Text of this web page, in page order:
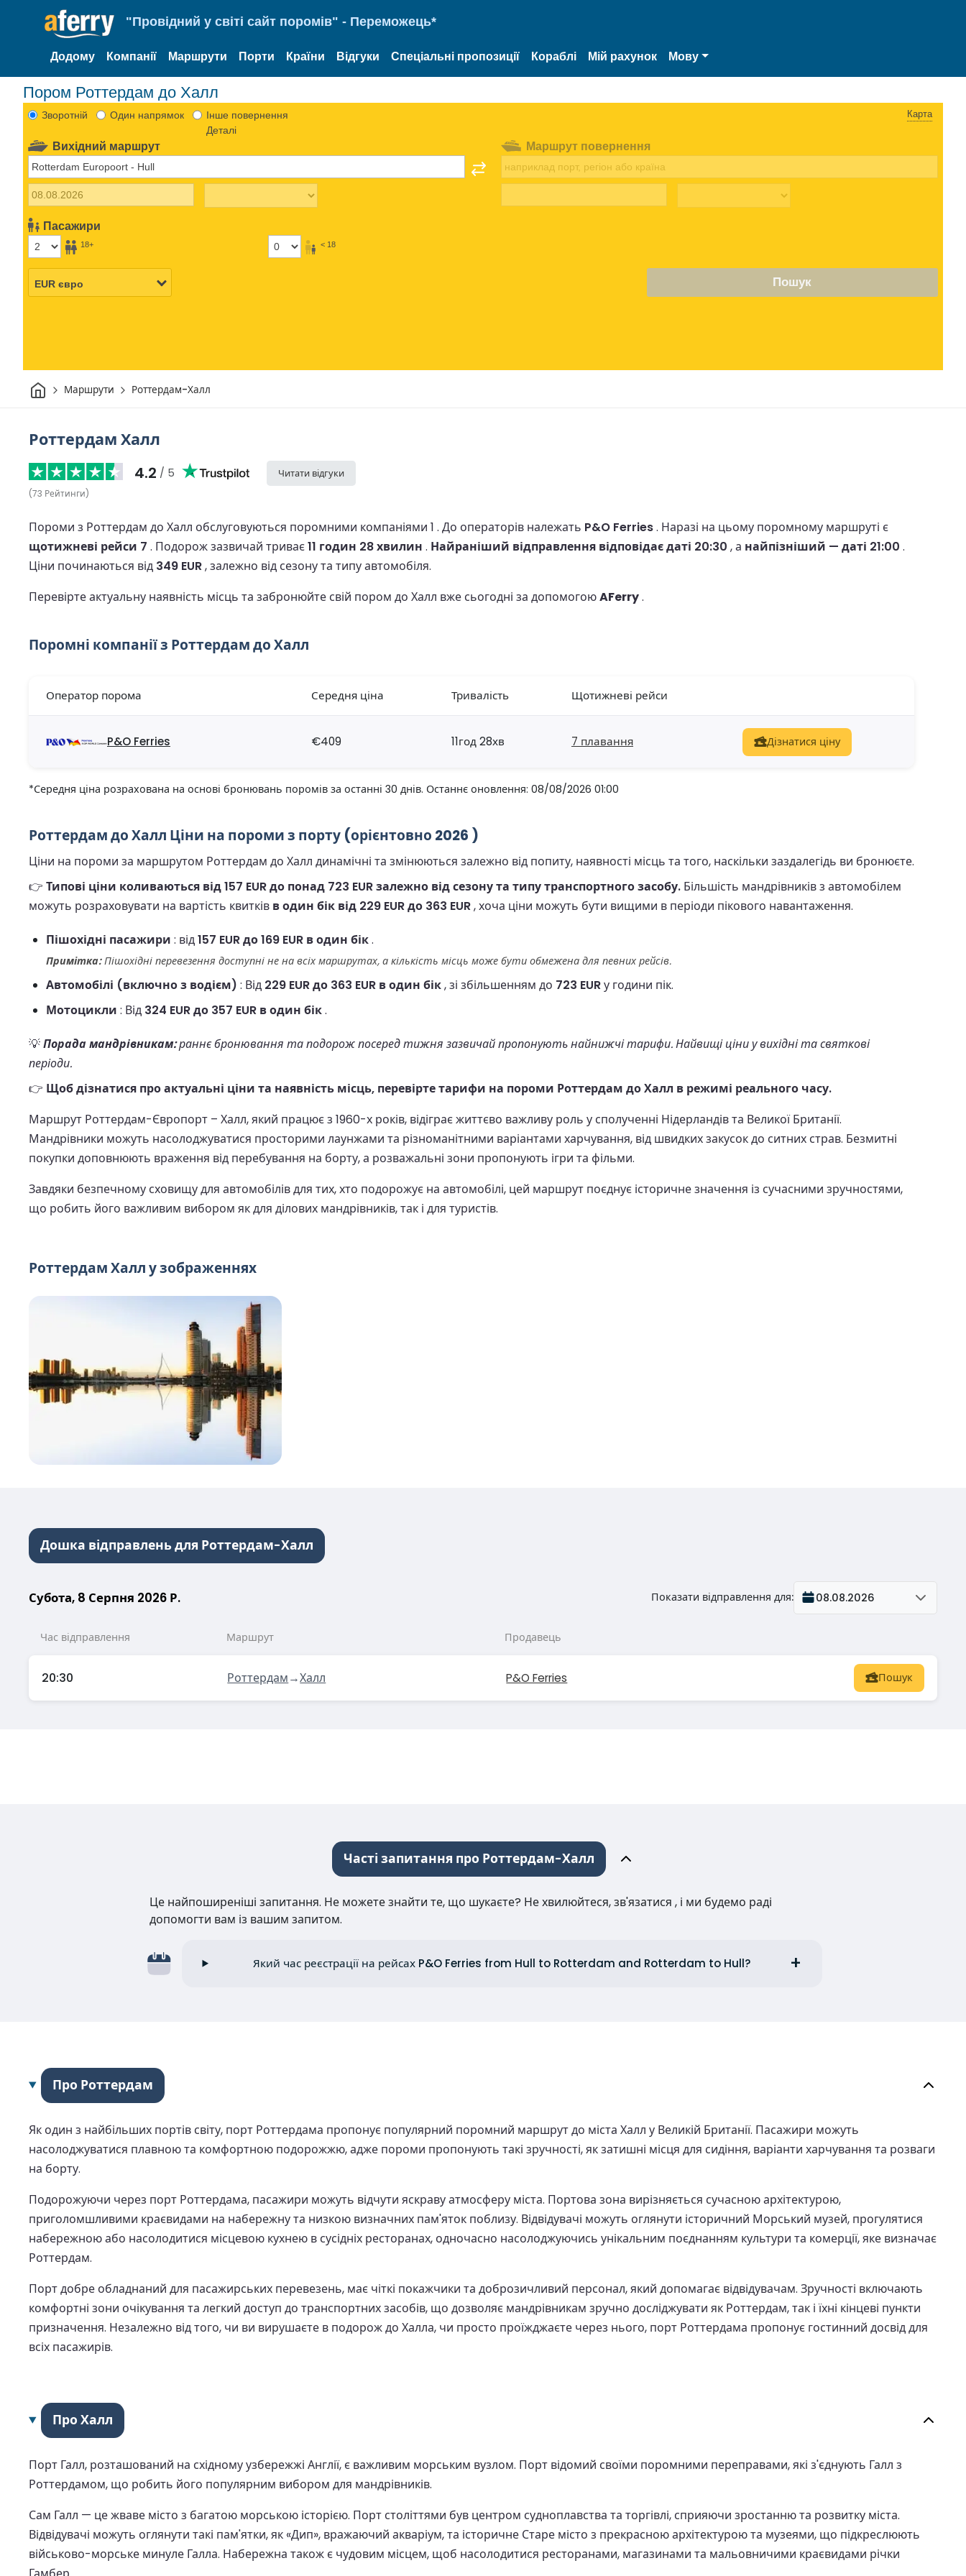
"Провідний у світі сайт поромів" - Переможець*
Додому Компанії Маршрути Порти Країни Відгуки Спеціальні пропозиції Кораблі Мій рахунок Мову
Пором Роттердам до Халл
Зворотній Один напрямок
Інше повернення
Деталі
Карта
Вихідний маршрут
Пасажири
18+ < 18
Маршрут повернення
Пошук
Дім Маршрути Роттердам-Халл
Роттердам Халл
4.2 / 5
(73 Рейтинги)
Читати відгуки
Пороми з Роттердам до Халл обслуговуються поромними компаніями 1 . До операторів належать P&O Ferries. Наразі на цьому поромному маршруті є
щотижневі рейси 7 . Подорож зазвичай триває11 годин 28 хвилин . Найраніший відправлення відповідає даті 20:30 , а найпізніший — даті 21:00 .
Ціни починаються від 349 EUR, залежно від сезону та типу автомобіля.
Перевірте актуальну наявність місць та забронюйте свій пором до Халл вже сьогодні за допомогоюAFerry.
Поромні компанії з Роттердам до Халл
Оператор порома Середня ціна Тривалість Щотижневі рейси
P&O Ferries €409 11год 28хв 7 плавання Дізнатися ціну
*Середня ціна розрахована на основі бронювань поромів за останні 30 днів. Останнє оновлення: 08/08/2026 01:00
Роттердам до Халл Ціни на пороми з порту (орієнтовно 2026 )
Ціни на пороми за маршрутом Роттердам до Халл динамічні та змінюються залежно від попиту, наявності місць та того, наскільки заздалегідь ви бронюєте.
👉 Типові ціни коливаються від 157 EUR до понад 723 EUR залежно від сезону та типу транспортного засобу. Більшість мандрівників з автомобілем
можуть розраховувати на вартість квитків в один бік від 229 EUR до 363 EUR, хоча ціни можуть бути вищими в періоди пікового навантаження.
Пішохідні пасажири : від157 EUR до 169 EUR в один бік.
Примітка:Пішохідні перевезення доступні не на всіх маршрутах, а кількість місць може бути обмежена для певних рейсів.
Автомобілі (включно з водієм) : Від 229 EUR до 363 EUR в один бік, зі збільшенням до 723 EURу години пік.
Мотоцикли : Від 324 EUR до 357 EUR в один бік.
💡Порада мандрівникам:раннє бронювання та подорож посеред тижня зазвичай пропонують найнижчі тарифи. Найвищі ціни у вихідні та святкові
періоди.
👉 Щоб дізнатися про актуальні ціни та наявність місць, перевірте тарифи на пороми Роттердам до Халл в режимі реального часу.
Маршрут Роттердам-Європорт – Халл, який працює з 1960-х років, відіграє життєво важливу роль у сполученні Нідерландів та Великої Британії.
Мандрівники можуть насолоджуватися просторими лаунжами та різноманітними варіантами харчування, від швидких закусок до ситних страв. Безмитні
покупки доповнюють враження від перебування на борту, а розважальні зони пропонують ігри та фільми.
Завдяки безпечному сховищу для автомобілів для тих, хто подорожує на автомобілі, цей маршрут поєднує історичне значення із сучасними зручностями,
що робить його важливим вибором як для ділових мандрівників, так і для туристів.
Роттердам Халл у зображеннях
Дошка відправлень для Роттердам-Халл
Субота, 8 Серпня 2026 Р. Показати відправлення для: 08.08.2026
Час відправлення Маршрут Продавець
20:30 Роттердам→Халл P&O Ferries Пошук
Часті запитання про Роттердам-Халл
Це найпоширеніші запитання. Не можете знайти те, що шукаєте? Не хвилюйтеся, зв'язатися , і ми будемо раді
допомогти вам із вашим запитом.
Який час реєстрації на рейсах P&O Ferries from Hull to Rotterdam and Rotterdam to Hull?
Про Роттердам
Як один з найбільших портів світу, порт Роттердама пропонує популярний поромний маршрут до міста Халл у Великій Британії. Пасажири можуть
насолоджуватися плавною та комфортною подорожжю, адже пороми пропонують такі зручності, як затишні місця для сидіння, варіанти харчування та розваги
на борту.
Подорожуючи через порт Роттердама, пасажири можуть відчути яскраву атмосферу міста. Портова зона вирізняється сучасною архітектурою,
приголомшливими краєвидами на набережну та низкою визначних пам'яток поблизу. Відвідувачі можуть оглянути історичний Морський музей, прогулятися
набережною або насолодитися місцевою кухнею в сусідніх ресторанах, одночасно насолоджуючись унікальним поєднанням культури та комерції, яке визначає
Роттердам.
Порт добре обладнаний для пасажирських перевезень, має чіткі покажчики та доброзичливий персонал, який допомагає відвідувачам. Зручності включають
комфортні зони очікування та легкий доступ до транспортних засобів, що дозволяє мандрівникам зручно досліджувати як Роттердам, так і їхні кінцеві пункти
призначення. Незалежно від того, чи ви вирушаєте в подорож до Халла, чи просто проїжджаєте через нього, порт Роттердама пропонує гостинний досвід для
всіх пасажирів.
Про Халл
Порт Галл, розташований на східному узбережжі Англії, є важливим морським вузлом. Порт відомий своїми поромними переправами, які з'єднують Галл з
Роттердамом, що робить його популярним вибором для мандрівників.
Сам Галл — це жваве місто з багатою морською історією. Порт століттями був центром судноплавства та торгівлі, сприяючи зростанню та розвитку міста.
Відвідувачі можуть оглянути такі пам'ятки, як «Дип», вражаючий акваріум, та історичне Старе місто з прекрасною архітектурою та музеями, що підкреслюють
військово-морське минуле Галла. Набережна також є чудовим місцем, щоб насолодитися ресторанами, магазинами та мальовничими краєвидами річки